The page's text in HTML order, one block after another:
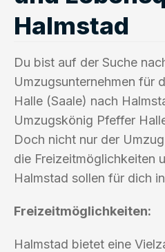
Halmstad
Du bist auf der Suche
Umzugsunternehmen für
Halle (Saale) nach
Umzugskönig Pfeffer
Doch nicht nur der
die Freizeitmöglichkeiten
Halmstad sollen für dich
Freizeitmöglichkeiten:
Halmstad bietet eine